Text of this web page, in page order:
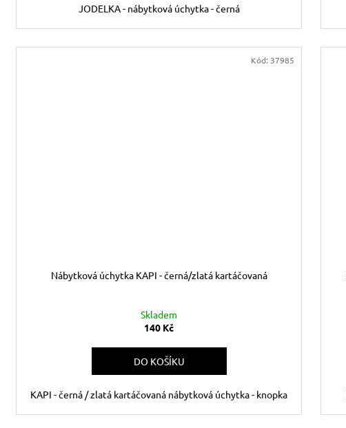
JODELKA - nábytková úchytka - černá
Nábytková úchytka KAPI - černá/zlatá kartáčovaná
Skladem
140 Kč
DO KOŠÍKU
KAPI - černá / zlatá kartáčovaná nábytková úchytka - knopka
Kód: 37985